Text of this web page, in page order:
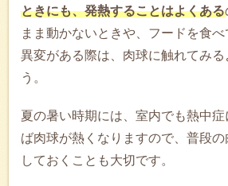
ときにも、発熱することはよくある
まま動かないときや、フードを食
異変がある際は、肉球に触れてみる
う。
夏の暑い時期には、室内でも熱中症
ば肉球が熱くなりますので、普段
しておくことも大切です。